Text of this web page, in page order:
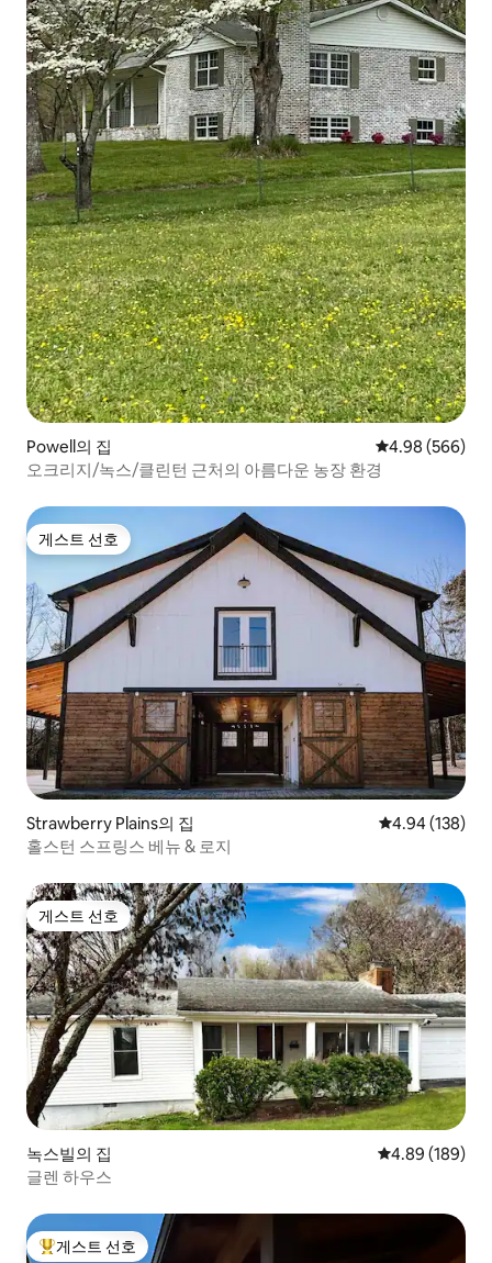
Powell의 집 평점 4.98점(5
4.98 (566)
오크리지/녹스/클린턴 근처의 아름다운 농장 환경
게스트 선호
게스트 선호
Strawberry Plains의 집 평점 4.94점(5
4.94 (138)
홀스턴 스프링스 베뉴 & 로지
게스트 선호
게스트 선호
녹스빌의 집 평점 4.89점(5
4.89 (189)
글렌 하우스
상위 게스트 선호
게스트 선호